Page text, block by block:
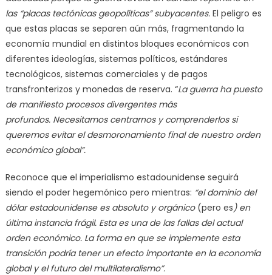
las “placas tectónicas geopolíticas” subyacentes. El peligro es
que estas placas se separen aún más, fragmentando la
economía mundial en distintos bloques económicos con
diferentes ideologías, sistemas políticos, estándares
tecnológicos, sistemas comerciales y de pagos
transfronterizos y monedas de reserva. “La guerra ha puesto
de manifiesto procesos divergentes más
profundos. Necesitamos centrarnos y comprenderlos si
queremos evitar el desmoronamiento final de nuestro orden
económico global”.
Reconoce que el imperialismo estadounidense seguirá
siendo el poder hegemónico pero mientras: “el dominio del
dólar estadounidense es absoluto y orgánico(pero es) en
última instancia frágil. Esta es una de las fallas del actual
orden económico. La forma en que se implemente esta
transición podría tener un efecto importante en la economía
global y el futuro del multilateralismo”.